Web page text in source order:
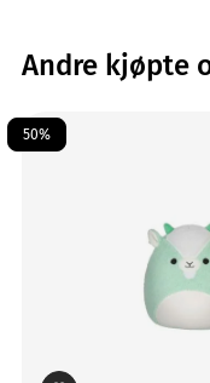
Andre kjøpte
50%